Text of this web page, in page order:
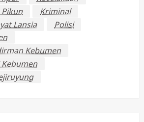
Kriminal
Lansia
Polisi
Kebumen